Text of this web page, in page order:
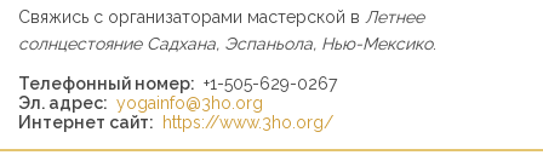
Свяжись с организаторами мастерской в Летнее
солнцестояние Садхана, Эспаньола, Нью-Мексико.
Телефонный номер: +1-505-629-0267
Эл. адрес: yogainfo@3ho.org
Интернет сайт:
https://www.3ho.org/